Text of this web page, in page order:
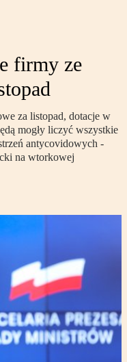
firmy ze
za listopad, dotacje w
mogły liczyć wszystkie
antycovidowych -
na wtorkowej